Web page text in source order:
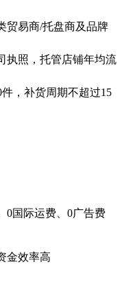
贸易商/托盘商及品牌
执照，托管店铺年均流
，补货周期不超过15
0国际运费、0广告费
金效率高